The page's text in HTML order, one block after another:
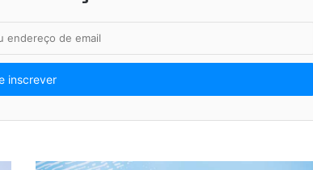
O que comemoramos em Tu B’Av?
Uma oração mundial do Muro das